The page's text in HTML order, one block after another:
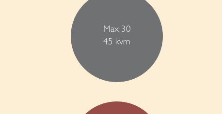
Max 30
45 kvm